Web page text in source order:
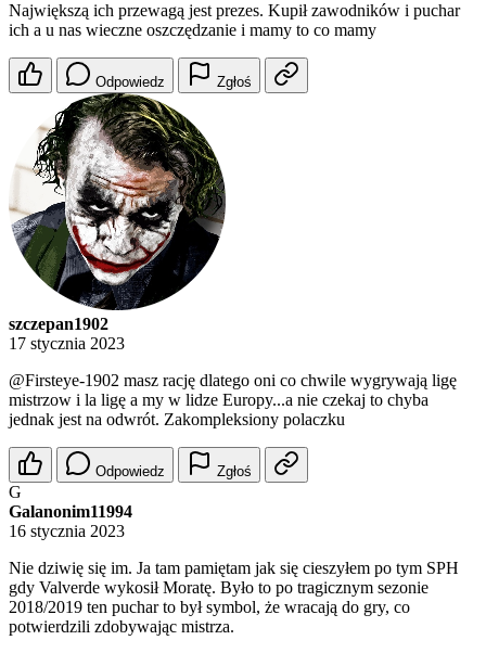
Największą ich przewagą jest prezes. Kupił zawodników i puchar
ich a u nas wieczne oszczędzanie i mamy to co mamy
Odpowiedz Zgłoś
szczepan1902
17 stycznia 2023
@Firsteye-1902 masz rację dlatego oni co chwile wygrywają ligę
mistrzow i la ligę a my w lidze Europy...a nie czekaj to chyba
jednak jest na odwrót. Zakompleksiony polaczku
Odpowiedz Zgłoś
G
Galanonim11994
16 stycznia 2023
Nie dziwię się im. Ja tam pamiętam jak się cieszyłem po tym SPH
gdy Valverde wykosił Moratę. Było to po tragicznym sezonie
2018/2019 ten puchar to był symbol, że wracają do gry, co
potwierdzili zdobywając mistrza.